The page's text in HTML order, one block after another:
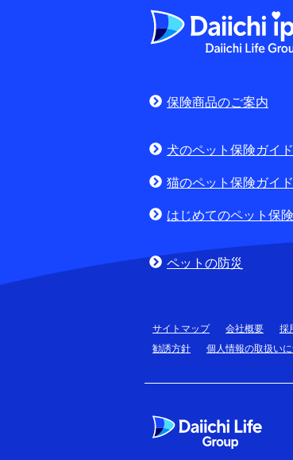
よくある質問
(商品に関
保険商品のご案内
犬のペット保険ガイド
猫のペット保険ガイド
はじめてのペット保険
ペットの防災
サイトマップ 会社概要 採
勧誘方針
個人情報の取扱い